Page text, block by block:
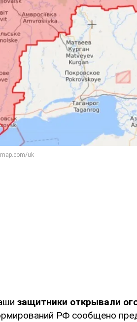
защитники открывали
РФ сообщено